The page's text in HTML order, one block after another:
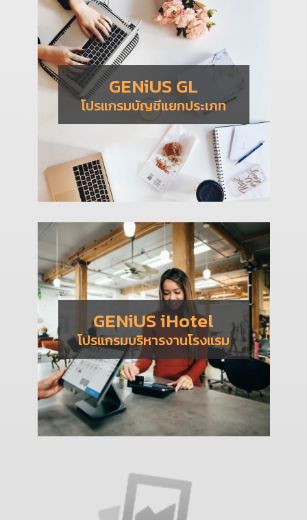
GENiUS GL
โปรแกรมบัญชีแยกประเภท
GENiUS iHotel
โปรแกรมบริหารงานโรงแรม